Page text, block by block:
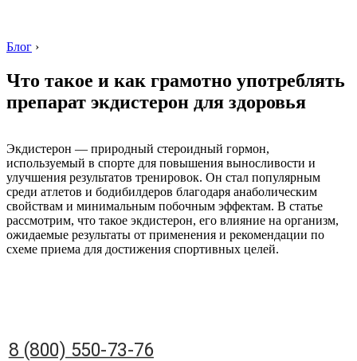
8 (800) 550-73-76
Блог ›
Что такое и как грамотно употреблять
препарат экдистерон для здоровья
Экдистерон — природный стероидный гормон,
используемый в спорте для повышения выносливости и
улучшения результатов тренировок. Он стал популярным
среди атлетов и бодибилдеров благодаря анаболическим
свойствам и минимальным побочным эффектам. В статье
рассмотрим, что такое экдистерон, его влияние на организм,
ожидаемые результаты от применения и рекомендации по
схеме приема для достижения спортивных целей.